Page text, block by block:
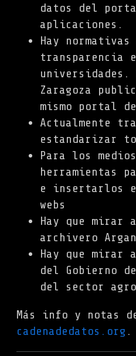
datos del
aplicaciones.
Hay
transparencia
universidades.
Zaragoza
mismo portal
Actualmente
estandarizar
Para los
herramientas
e insertarlos
webs
Hay que mirar
archivero
Hay que mirar
del Gobierno
del sector
Más info y notas
cadenadedatos.org .